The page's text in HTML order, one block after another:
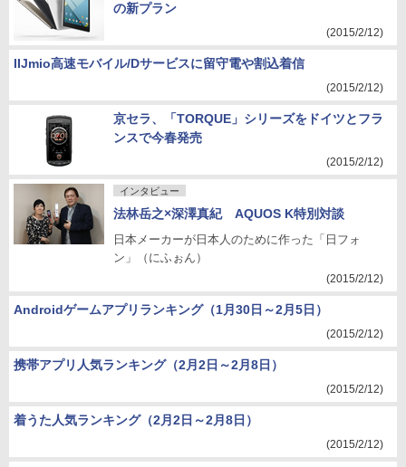
の新プラン
(2015/2/12)
IIJmio高速モバイル/Dサービスに留守電や割込着信
(2015/2/12)
京セラ、「TORQUE」シリーズをドイツとフラ
ンスで今春発売
(2015/2/12)
インタビュー
法林岳之×深澤真紀 AQUOS K特別対談
日本メーカーが日本人のために作った「日フォ
ン」（にふぉん）
(2015/2/12)
Androidゲームアプリランキング（1月30日～2月5日）
(2015/2/12)
携帯アプリ人気ランキング（2月2日～2月8日）
(2015/2/12)
着うた人気ランキング（2月2日～2月8日）
(2015/2/12)